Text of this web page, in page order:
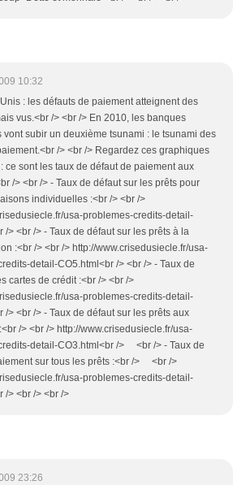
10:32
: les défauts de paiement atteignent des
vus.<br /> <br /> En 2010, les banques
vont subir un deuxième tsunami : le tsunami des
/> <br /> Regardez ces graphiques
ce sont les taux de défaut de paiement aux
/> <br /> - Taux de défaut sur les prêts pour
individuelles :<br /> <br />
usa-problemes-credits-detail-
/> <br /> - Taux de défaut sur les prêts à la
:<br /> <br /> http://www.crisedusiecle.fr/usa-
detail-CO5.html<br /> <br /> - Taux de
cartes de crédit :<br /> <br />
usa-problemes-credits-detail-
/> <br /> - Taux de défaut sur les prêts aux
/> <br /> http://www.crisedusiecle.fr/usa-
detail-CO3.html<br /> <br /> - Taux de
sur tous les prêts :<br /> <br />
usa-problemes-credits-detail-
/> <br /> <br />
23:26